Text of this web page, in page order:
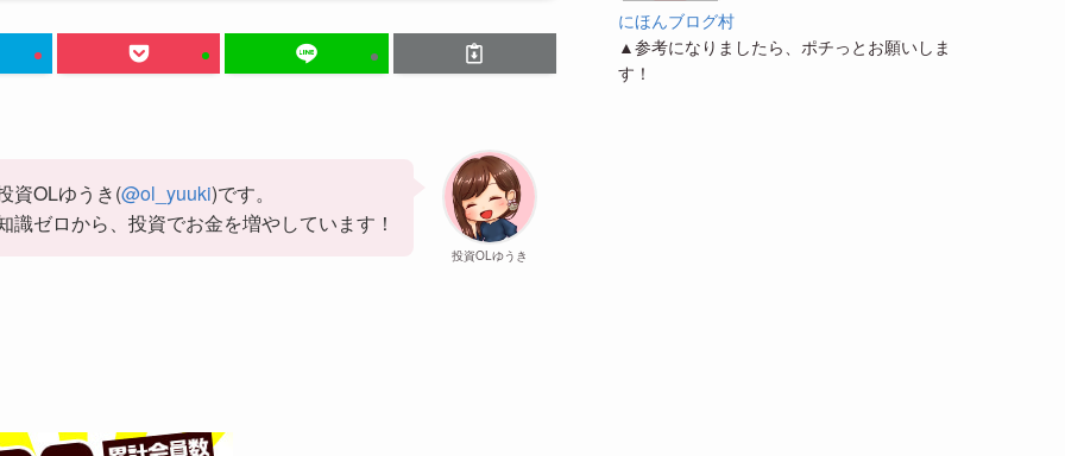
投資OLゆうき
資OLゆうき(@ol_yuuki)です。
識ゼロから、投資でお金を増やしています！
にほんブログ村
▲参考になりましたら、ポチっとお願いしま
す！